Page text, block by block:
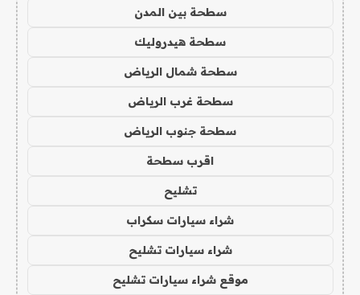
سطحة بين المدن
سطحة هيدروليك
سطحة شمال الرياض
سطحة غرب الرياض
سطحة جنوب الرياض
اقرب سطحة
تشليح
شراء سيارات سكراب
شراء سيارات تشليح
موقع شراء سيارات تشليح